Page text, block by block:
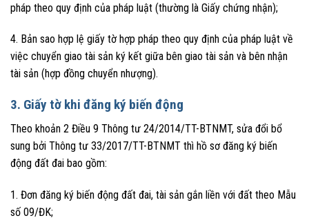
pháp theo quy định của pháp luật (thường là Giấy chứng nhận);
4. Bản sao hợp lệ giấy tờ hợp pháp theo quy định của pháp luật về
việc chuyển giao tài sản ký kết giữa bên giao tài sản và bên nhận
tài sản (hợp đồng chuyển nhượng).
3. Giấy tờ khi đăng ký biến động
Theo khoản 2 Điều 9 Thông tư 24/2014/TT-BTNMT, sửa đổi bổ
sung bởi Thông tư 33/2017/TT-BTNMT thì hồ sơ đăng ký biến
động đất đai bao gồm:
1. Đơn đăng ký biến động đất đai, tài sản gắn liền với đất theo Mẫu
số 09/ĐK;